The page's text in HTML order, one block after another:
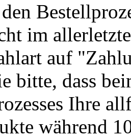
im
auf
bitte, dass
Ihre
während